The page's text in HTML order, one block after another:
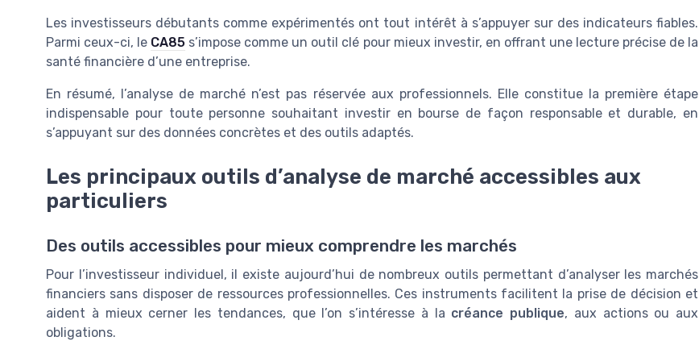
Les investisseurs débutants comme expérimentés ont tout intérêt à s’appuyer sur des indicateurs fiables.
Parmi ceux-ci, le CA85 s’impose comme un outil clé pour mieux investir, en offrant une lecture précise de la
santé financière d’une entreprise.
En résumé, l’analyse de marché n’est pas réservée aux professionnels. Elle constitue la première étape
indispensable pour toute personne souhaitant investir en bourse de façon responsable et durable, en
s’appuyant sur des données concrètes et des outils adaptés.
Les principaux outils d’analyse de marché accessibles aux
particuliers
Des outils accessibles pour mieux comprendre les marchés
Pour l’investisseur individuel, il existe aujourd’hui de nombreux outils permettant d’analyser les marchés
financiers sans disposer de ressources professionnelles. Ces instruments facilitent la prise de décision et
aident à mieux cerner les tendances, que l’on s’intéresse à la créance publique, aux actions ou aux
obligations.